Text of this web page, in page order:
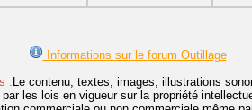
Informations sur le forum Outillage
: Le contenu, textes, images, illustrations
les lois en vigueur sur la propriété